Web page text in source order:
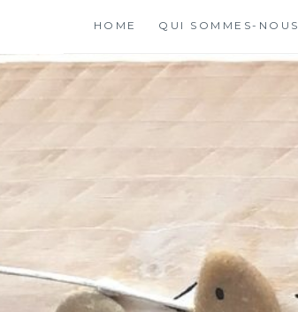
content
HOME QUI SOMMES-